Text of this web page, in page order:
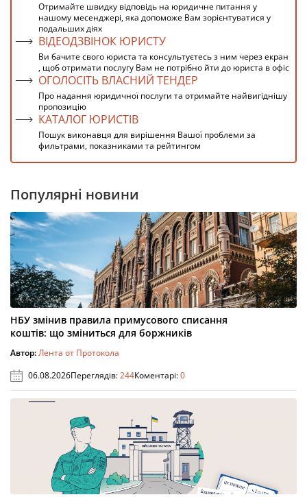
Отримайте швидку відповідь на юридичне питання у
нашому месенджері, яка допоможе Вам зорієнтуватися у
подальших діях
ВІДЕОДЗВІНОК ЮРИСТУ
Ви бачите свого юриста та консультуєтесь з ним через екран
, щоб отримати послугу Вам не потрібно йти до юриста в офіс
ОГОЛОСІТЬ ВЛАСНИЙ ТЕНДЕР
Про надання юридичної послуги та отримайте найвигіднішу
пропозицію
КАТАЛОГ ЮРИСТІВ
Пошук виконавця для вирішення Вашої проблеми за
фильтрами, показниками та рейтингом
Популярні новини
НБУ змінив правила примусового списання
коштів: що зміниться для боржників
Автор:Лента от Протокола
06.08.2026Переглядів:244Коментарі:0